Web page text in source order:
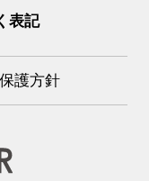
表記
護方針